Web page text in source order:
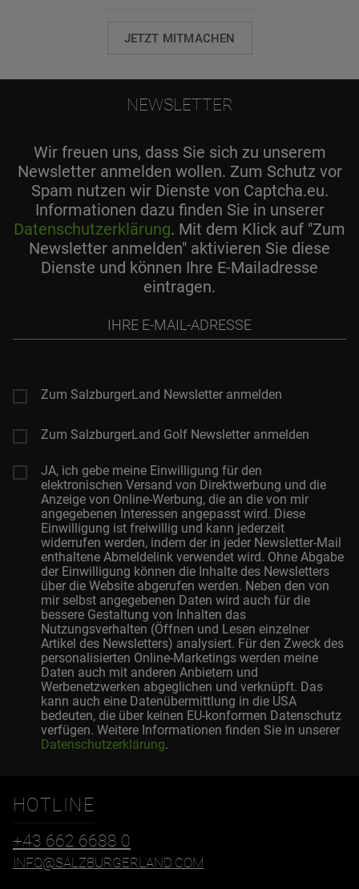
JETZT MITMACHEN
NEWSLETTER
Wir freuen uns, dass Sie sich zu unserem
Newsletter anmelden wollen. Zum Schutz vor
Spam nutzen wir Dienste von Captcha.eu.
Informationen dazu finden Sie in unserer
Datenschutzerklärung. Mit dem Klick auf "Zum
Newsletter anmelden" aktivieren Sie diese
Dienste und können Ihre E-Mailadresse
eintragen.
Mail-
Zum SalzburgerLand Newsletter anmelden
Zum SalzburgerLand Golf Newsletter anmelden
JA, ich gebe meine Einwilligung für den
elektronischen Versand von Direktwerbung und die
Anzeige von Online-Werbung, die an die von mir
angegebenen Interessen angepasst wird. Diese
Einwilligung ist freiwillig und kann jederzeit
widerrufen werden, indem der in jeder Newsletter-Mail
enthaltene Abmeldelink verwendet wird. Ohne Abgabe
der Einwilligung können die Inhalte des Newsletters
über die Website abgerufen werden. Neben den von
mir selbst angegebenen Daten wird auch für die
bessere Gestaltung von Inhalten das
Nutzungsverhalten (Öffnen und Lesen einzelner
Artikel des Newsletters) analysiert. Für den Zweck des
personalisierten Online-Marketings werden meine
Daten auch mit anderen Anbietern und
Werbenetzwerken abgeglichen und verknüpft. Das
kann auch eine Datenübermittlung in die USA
bedeuten, die über keinen EU-konformen Datenschutz
verfügen. Weitere Informationen finden Sie in unserer
Datenschutzerklärung.
HOTLINE
+43 662 6688 0
INFO@SALZBURGERLAND.COM